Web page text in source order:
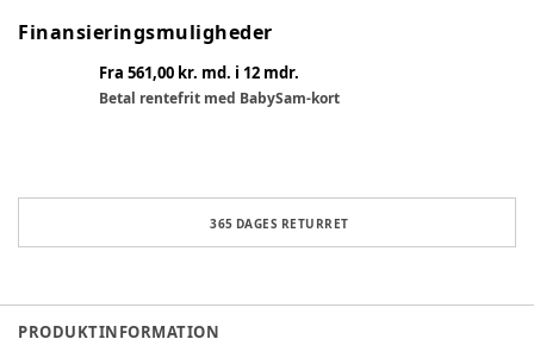
Finansieringsmuligheder
Fra 561,00 kr. md. i 12 mdr.
Betal rentefrit med BabySam-kort
365 DAGES RETURRET
PRODUKTINFORMATION